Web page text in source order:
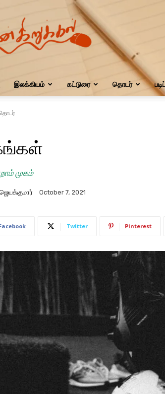
மின்கிறுக்கல்
இலக்கியம் கட்டுரை தொடர்
முகம்
ஜெயக்குமார் October 7, 2021
Twitter Pinterest